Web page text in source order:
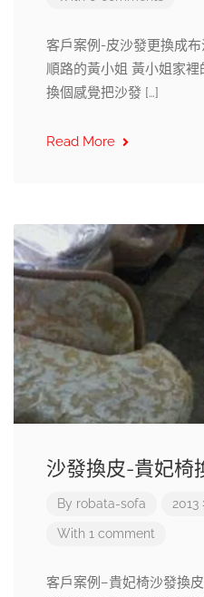
客戶案例-皮沙發更換成
順路的黃小姐 黃小姐家
換個感覺把沙發 […]
Read More
沙發換皮-貴妃椅
By robata-sofa 2013
With 1 comment
客戶案例–貴妃椅沙發換